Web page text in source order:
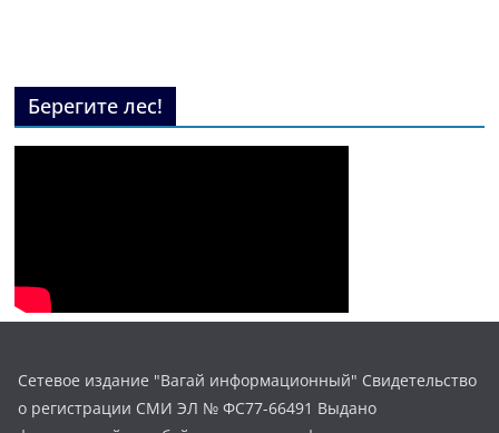
Берегите лес!
Сетевое издание "Вагай информационный" Свидетельство
о регистрации СМИ ЭЛ № ФС77-66491 Выдано